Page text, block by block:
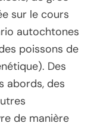
sur le cours
autochtones
poissons de
Des
abords, des
de manière